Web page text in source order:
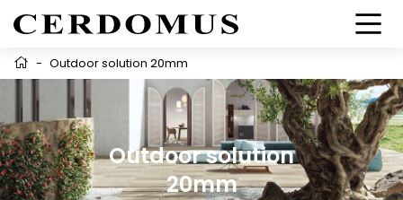
- Outdoor solution 20mm
Outdoor solution
20mm